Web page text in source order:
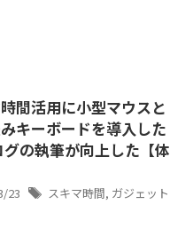
間活用に小型マウスと
キーボードを導入した
グの執筆が向上した【体
23 スキマ時間, ガジェット